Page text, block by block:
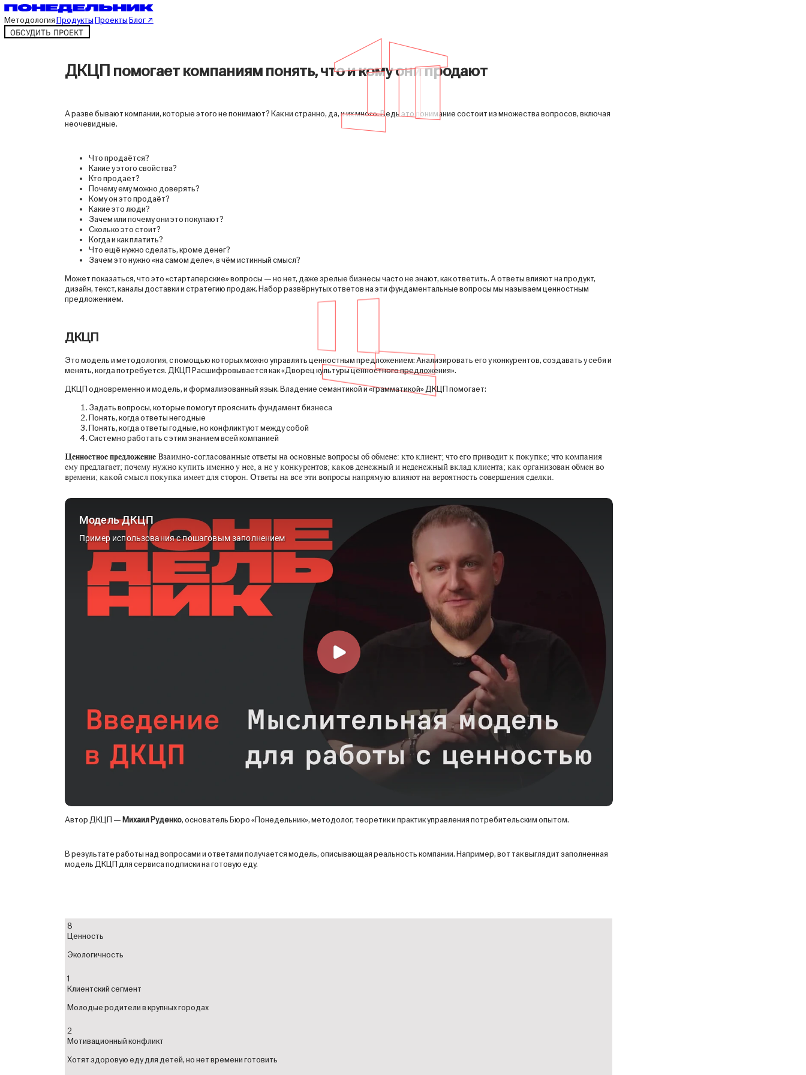
МетодологияПродуктыПроектыБлог ↗
ОБСУДИТЬ ПРОЕКТ
ДКЦП помогает компаниям понять, что и кому они продают
А разве бывают компании, которые этого не понимают? Как ни странно, да, и их много. Ведь это понимание состоит из множества вопросов, включая
неочевидные.
Что продаётся?
Какие у этого свойства?
Кто продаёт?
Почему ему можно доверять?
Кому он это продаёт?
Какие это люди?
Зачем или почему они это покупают?
Сколько это стоит?
Когда и как платить?
Что ещё нужно сделать, кроме денег?
Зачем это нужно «на самом деле», в чём истинный смысл?
Может показаться, что это «стартаперские» вопросы — но нет, даже зрелые бизнесы часто не знают, как ответить. А ответы влияют на продукт,
дизайн, текст, каналы доставки и стратегию продаж. Набор развёрнутых ответов на эти фундаментальные вопросы мы называем ценностным
предложением.
ДКЦП
Это модель и методология, c помощью которых можно управлять ценностным предложением: Анализировать его у конкурентов, создавать у себя и
менять, когда потребуется. ДКЦП Расшифровывается как «Дворец культуры ценностного предложения».
ДКЦП одновременно и модель, и формализованный язык. Владение семантикой и «грамматикой» ДКЦП помогает:
Задать вопросы, которые помогут прояснить фундамент бизнеса
Понять, когда ответы негодные
Понять, когда ответы годные, но конфликтуют между собой
Системно работать с этим знанием всей компанией
Ценностное предложениеВзаимно-согласованные ответы на основные вопросы об обмене: кто клиент; что его приводит к покупке; что компания
ему предлагает; почему нужно купить именно у нее, а не у конкурентов; каков денежный и неденежный вклад клиента; как организован обмен во
времени; какой смысл покупка имеет для сторон. Ответы на все эти вопросы напрямую влияют на вероятность совершения сделки.
Автор ДКЦП — Михаил Руденко, основатель Бюро «Понедельник», методолог, теоретик и практик управления потребитель­ским опытом.
В результате работы над вопросами и ответами получается модель, описывающая реальность компании. Например, вот так выглядит заполненная
модель ДКЦП для сервиса подписки на готовую еду.
8
Ценность
Экологичность
1
Клиентский сегмент
Молодые родители в крупных городах
2
Мотивационный конфликт
Хотят здоровую еду для детей, но нет времени готовить